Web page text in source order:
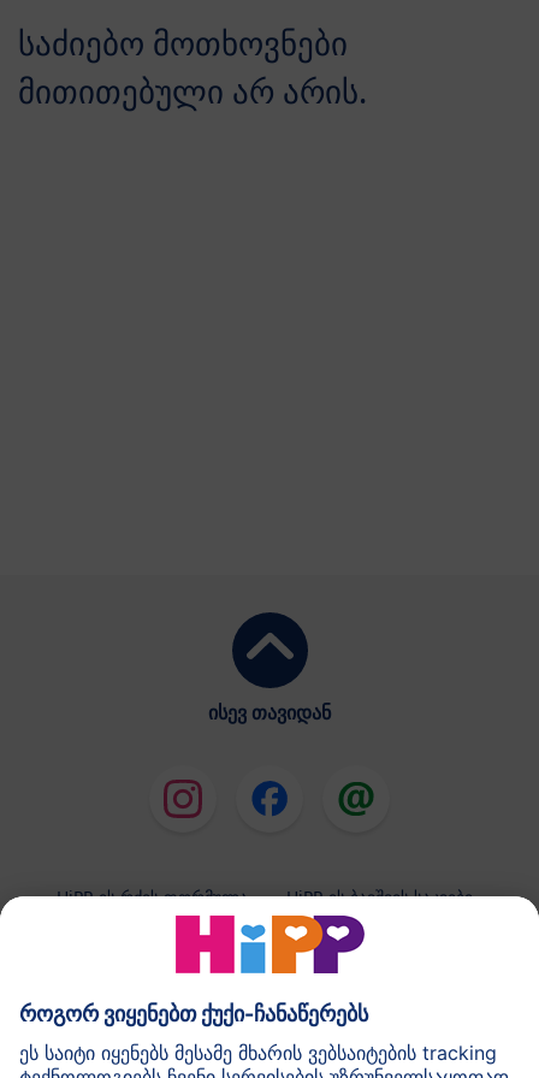
ისევ თავიდან
HiPP-ის რძის ფორმულა
HiPP-ის ბავშვის საკვები
HiPP-ის კანის მოვლის საშუალებები
კონფიდენციალობის პოლიტიკა და გამოყენების
ზოგადი პირობები